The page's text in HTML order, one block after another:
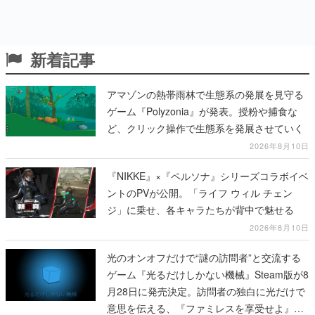
新着記事
アマゾンの熱帯雨林で生態系の発展を見守る
ゲーム『Polyzonia』が発表。授粉や捕食な
ど、クリック操作で生態系を発展させていく
2026年8月10日
『NIKKE』×『ペルソナ』シリーズコラボイベ
ントのPVが公開。「ライフ ウィル チェン
ジ」に乗せ、各キャラたちが背中で魅せる
2026年8月10日
光のオンオフだけで“謎の訪問者”と交流する
ゲーム『光るだけしかない機械』Steam版が8
月28日に発売決定。訪問者の独白に光だけで
意思を伝える、『ファミレスを享受せよ』開